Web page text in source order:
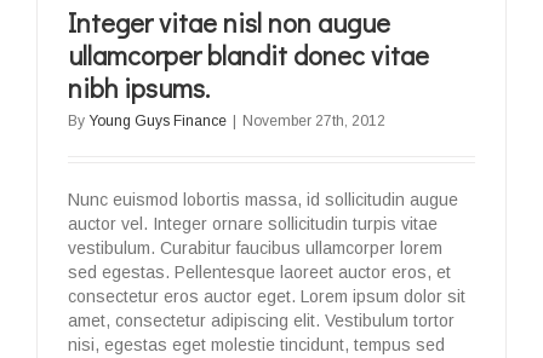
Integer vitae nisl non augue
ullamcorper blandit donec vitae
nibh ipsums.
By Young Guys Finance November 27th, 2012
Nunc euismod lobortis massa, id sollicitudin augue
auctor vel. Integer ornare sollicitudin turpis vitae
vestibulum. Curabitur faucibus ullamcorper lorem
sed egestas. Pellentesque laoreet auctor eros, et
consectetur eros auctor eget. Lorem ipsum dolor sit
amet, consectetur adipiscing elit. Vestibulum tortor
nisi, egestas eget molestie tincidunt, tempus sed